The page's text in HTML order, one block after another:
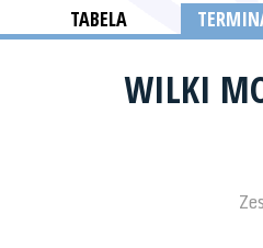
TABELA
WILKI